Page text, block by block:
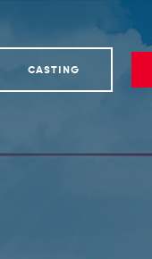
CASTING